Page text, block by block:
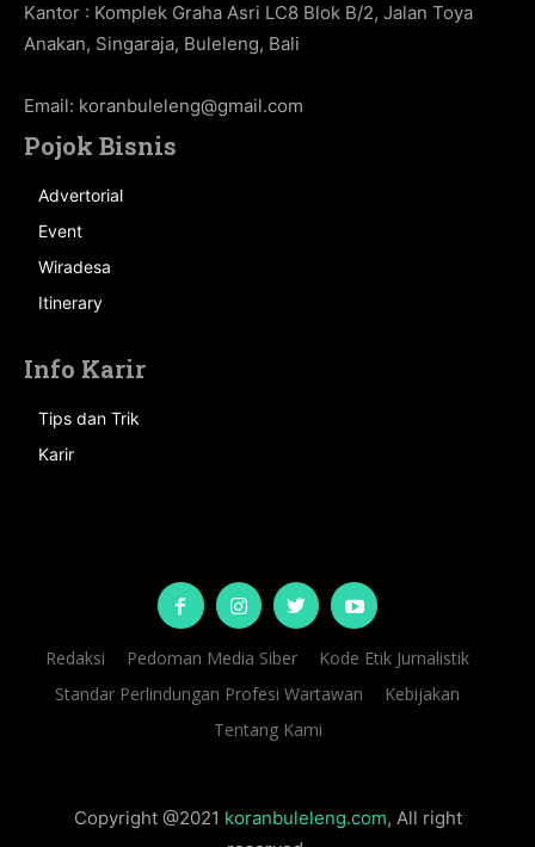
Kantor : Komplek Graha Asri LC8 Blok B/2, Jalan Toya
Anakan, Singaraja, Buleleng, Bali
Email: koranbuleleng@gmail.com
Pojok Bisnis
Advertorial
Event
Wiradesa
Itinerary
Info Karir
Tips dan Trik
Karir
Redaksi Pedoman Media Siber
Kode Etik Jurnalistik
Standar Perlindungan Profesi Wartawan
Kebijakan
Tentang Kami
Copyright @2021 koranbuleleng.com, All right